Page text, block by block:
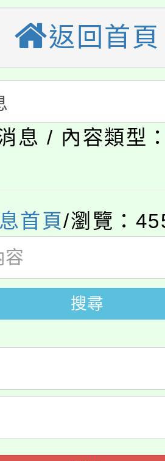
迎學生輔導中心
商輔導、社會
報名參加。
縣政府辦理
校園短影音徵
章及活動海報
參加。
115學年度學生
補助參觀特色
實施計畫」
「教育部表揚
展貢獻獎」
115學年度第
及新住民語歌
115學年度第
)教師甄選結果(
115學年度第
)教師甄選結果(
文化大學推廣
》溝通分析基
學生輔導中心
商輔導、社會
報名參加。
縣政府辦理
園短影音徵選
章及活動海報
參加。
學年度學生
補助參觀特色
實施計畫」
「教育部表揚
展貢獻獎」
返回首頁
息 / 內容類型
首頁/瀏覽：
搜尋